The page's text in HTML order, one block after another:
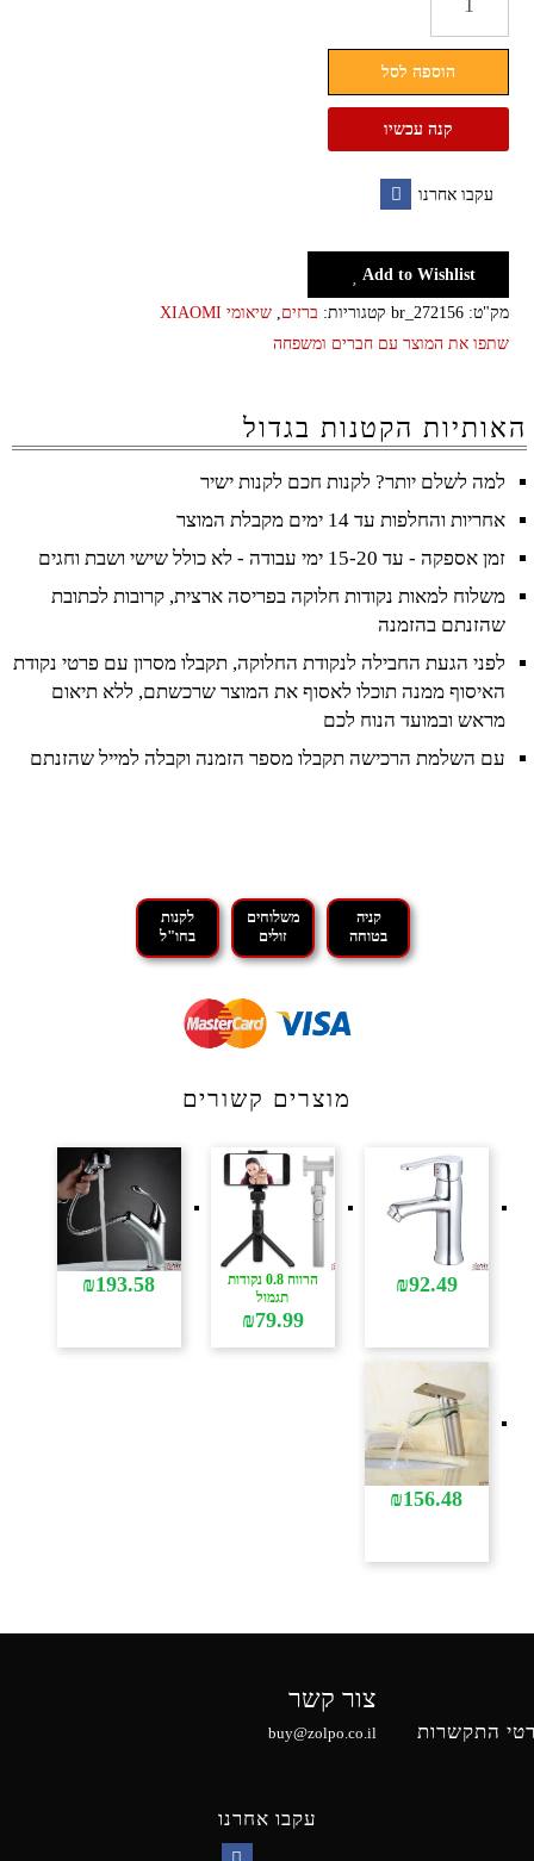
ראש
אוטומטי
שיאומי
הוספה לסל
קנה עכשיו
עקבו אחרנו
Add to Wishlist
מק"ט: br_272156 קטגוריות: ברזים, שיאומי XIAOMI
שתפו את המוצר עם חברים ומשפחה
האותיות הקטנות בגדול
למה לשלם יותר? לקנות חכם לקנות ישיר
אחריות והחלפות עד 14 ימים מקבלת המוצר
זמן אספקה - עד 15-20 ימי עבודה - לא כולל שישי ושבת וחגים
משלוח למאות נקודות חלוקה בפריסה ארצית, קרובות לכתובת
שהזנתם בהזמנה
לפני הגעת החבילה לנקודת החלוקה, תקבלו מסרון עם פרטי נקודת
האיסוף ממנה תוכלו לאסוף את המוצר שרכשתם, ללא תיאום
מראש ובמועד הנוח לכם
עם השלמת הרכישה תקבלו מספר הזמנה וקבלה למייל שהזנתם
קניה
בטוחה
משלוחים
זולים
לקנות
בחו"ל
מוצרים קשורים
₪92.49
הרווח 0.8 נקודות
תגמול
₪79.99
₪193.58
₪156.48
התקשרות
צור קשר
buy@zolpo.co.il
עקבו אחרנו